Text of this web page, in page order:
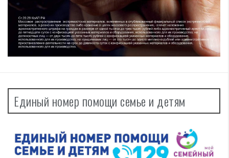
Единый номер помощи семье и детям